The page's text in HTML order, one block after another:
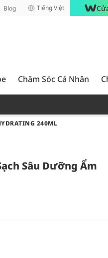
Blog Tiếng Việt
Chăm Sóc Cá Nhân
240ML
Sâu Dưỡng Ẩm